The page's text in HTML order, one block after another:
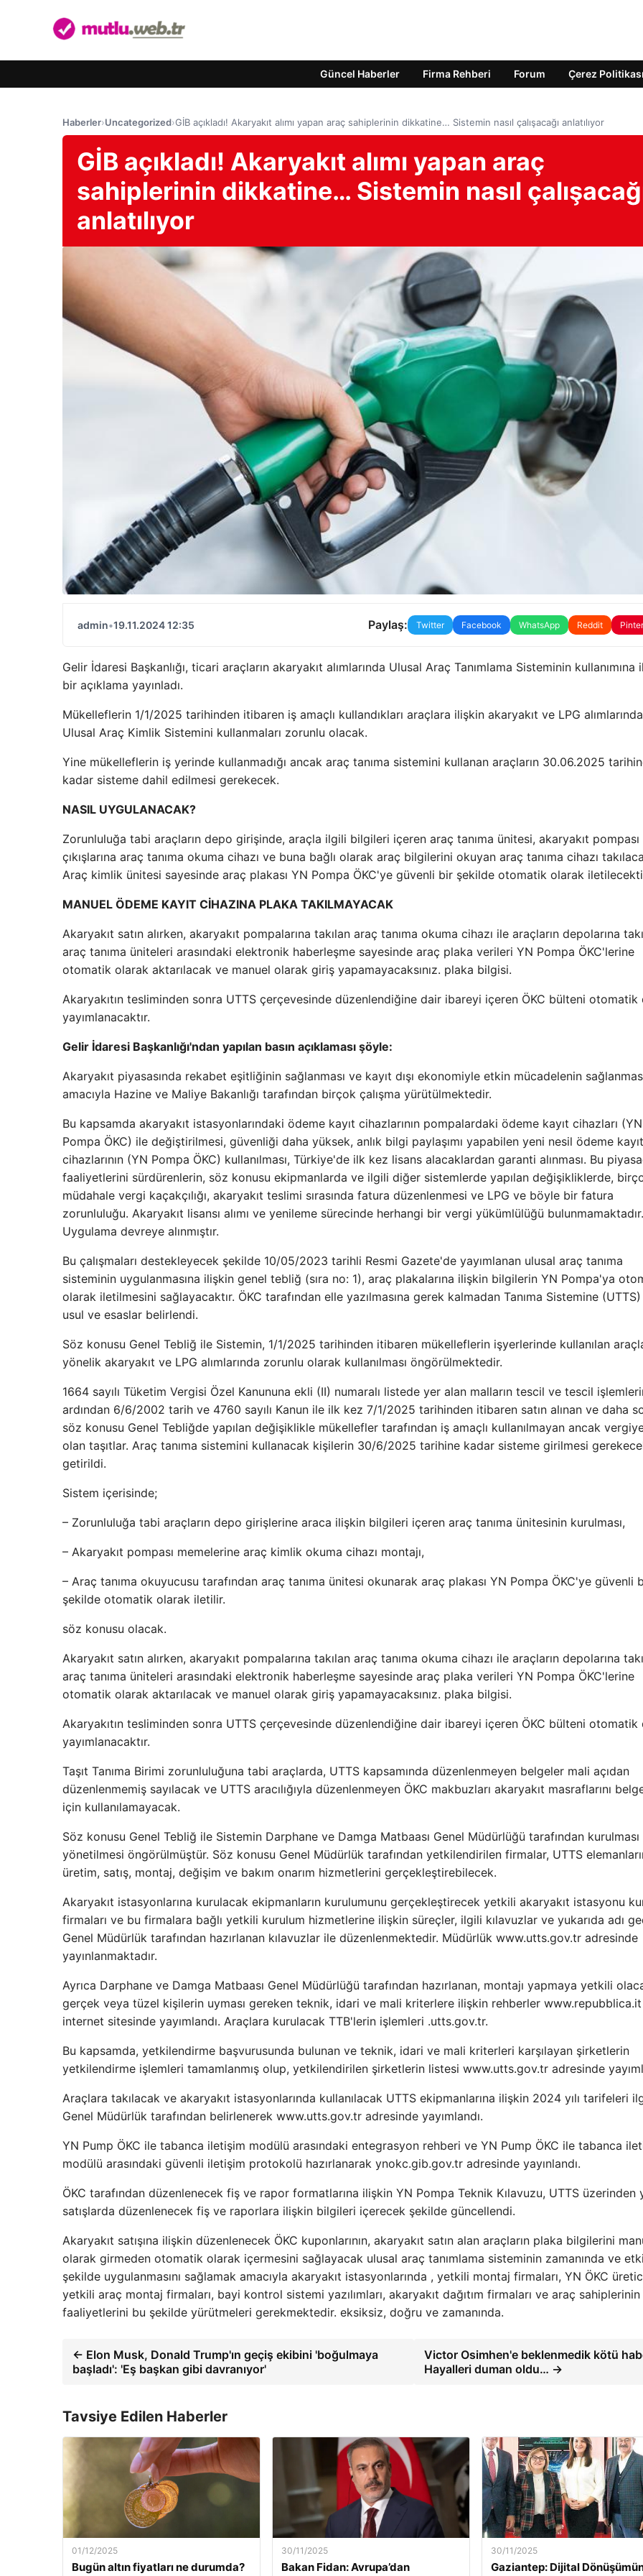
Güncel Haberler Firma Rehberi Forum Çerez Politikası
Haberler›Uncategorized›GİB açıkladı! Akaryakıt alımı yapan araç sahiplerinin dikkatine… Sistemin nasıl çalışacağı anlatılıyor
GİB açıkladı! Akaryakıt alımı yapan araç
sahiplerinin dikkatine… Sistemin nasıl
anlatılıyor
admin•19.11.2024 12:35 Paylaş: Twitter Facebook WhatsApp Reddit
Gelir İdaresi Başkanlığı, ticari araçların akaryakıt alımlarında Ulusal Araç Tanımlama Sisteminin kullanımına
bir açıklama yayınladı.
Mükelleflerin 1/1/2025 tarihinden itibaren iş amaçlı kullandıkları araçlara ilişkin akaryakıt ve LPG alımlarında
Ulusal Araç Kimlik Sistemini kullanmaları zorunlu olacak.
Yine mükelleflerin iş yerinde kullanmadığı ancak araç tanıma sistemini kullanan araçların 30.06.2025
kadar sisteme dahil edilmesi gerekecek.
NASIL UYGULANACAK?
Zorunluluğa tabi araçların depo girişinde, araçla ilgili bilgileri içeren araç tanıma ünitesi, akaryakıt pompası
çıkışlarına araç tanıma okuma cihazı ve buna bağlı olarak araç bilgilerini okuyan araç tanıma cihazı
Araç kimlik ünitesi sayesinde araç plakası YN Pompa ÖKC'ye güvenli bir şekilde otomatik olarak
MANUEL ÖDEME KAYIT CİHAZINA PLAKA TAKILMAYACAK
Akaryakıt satın alırken, akaryakıt pompalarına takılan araç tanıma okuma cihazı ile araçların depolarına
araç tanıma üniteleri arasındaki elektronik haberleşme sayesinde araç plaka verileri YN Pompa ÖKC'lerine
otomatik olarak aktarılacak ve manuel olarak giriş yapamayacaksınız. plaka bilgisi.
Akaryakıtın tesliminden sonra UTTS çerçevesinde düzenlendiğine dair ibareyi içeren ÖKC bülteni otomatik
yayımlanacaktır.
Gelir İdaresi Başkanlığı'ndan yapılan basın açıklaması şöyle:
Akaryakıt piyasasında rekabet eşitliğinin sağlanması ve kayıt dışı ekonomiyle etkin mücadelenin
amacıyla Hazine ve Maliye Bakanlığı tarafından birçok çalışma yürütülmektedir.
Bu kapsamda akaryakıt istasyonlarındaki ödeme kayıt cihazlarının pompalardaki ödeme kayıt cihazları (YN
Pompa ÖKC) ile değiştirilmesi, güvenliği daha yüksek, anlık bilgi paylaşımı yapabilen yeni nesil ödeme kayıt
cihazlarının (YN Pompa ÖKC) kullanılması, Türkiye'de ilk kez lisans alacaklardan garanti alınması. Bu
faaliyetlerini sürdürenlerin, söz konusu ekipmanlarda ve ilgili diğer sistemlerde yapılan değişikliklerde,
müdahale vergi kaçakçılığı, akaryakıt teslimi sırasında fatura düzenlenmesi ve LPG ve böyle bir fatura
zorunluluğu. Akaryakıt lisansı alımı ve yenileme sürecinde herhangi bir vergi yükümlülüğü bulunmamaktadır.
Uygulama devreye alınmıştır.
Bu çalışmaları destekleyecek şekilde 10/05/2023 tarihli Resmi Gazete'de yayımlanan ulusal araç tanıma
sisteminin uygulanmasına ilişkin genel tebliğ (sıra no: 1), araç plakalarına ilişkin bilgilerin YN Pompa'ya
olarak iletilmesini sağlayacaktır. ÖKC tarafından elle yazılmasına gerek kalmadan Tanıma Sistemine
usul ve esaslar belirlendi.
Söz konusu Genel Tebliğ ile Sistemin, 1/1/2025 tarihinden itibaren mükelleflerin işyerlerinde kullanılan
yönelik akaryakıt ve LPG alımlarında zorunlu olarak kullanılması öngörülmektedir.
1664 sayılı Tüketim Vergisi Özel Kanununa ekli (II) numaralı listede yer alan malların tescil ve tescil
ardından 6/6/2002 tarih ve 4760 sayılı Kanun ile ilk kez 7/1/2025 tarihinden itibaren satın alınan ve daha
söz konusu Genel Tebliğde yapılan değişiklikle mükellefler tarafından iş amaçlı kullanılmayan ancak
olan taşıtlar. Araç tanıma sistemini kullanacak kişilerin 30/6/2025 tarihine kadar sisteme girilmesi
getirildi.
Sistem içerisinde;
– Zorunluluğa tabi araçların depo girişlerine araca ilişkin bilgileri içeren araç tanıma ünitesinin kurulması,
– Akaryakıt pompası memelerine araç kimlik okuma cihazı montajı,
– Araç tanıma okuyucusu tarafından araç tanıma ünitesi okunarak araç plakası YN Pompa ÖKC'ye güvenli
şekilde otomatik olarak iletilir.
söz konusu olacak.
Akaryakıt satın alırken, akaryakıt pompalarına takılan araç tanıma okuma cihazı ile araçların depolarına
araç tanıma üniteleri arasındaki elektronik haberleşme sayesinde araç plaka verileri YN Pompa ÖKC'lerine
otomatik olarak aktarılacak ve manuel olarak giriş yapamayacaksınız. plaka bilgisi.
Akaryakıtın tesliminden sonra UTTS çerçevesinde düzenlendiğine dair ibareyi içeren ÖKC bülteni otomatik
yayımlanacaktır.
Taşıt Tanıma Birimi zorunluluğuna tabi araçlarda, UTTS kapsamında düzenlenmeyen belgeler mali açıdan
düzenlenmemiş sayılacak ve UTTS aracılığıyla düzenlenmeyen ÖKC makbuzları akaryakıt masraflarını
için kullanılamayacak.
Söz konusu Genel Tebliğ ile Sistemin Darphane ve Damga Matbaası Genel Müdürlüğü tarafından kurulması
yönetilmesi öngörülmüştür. Söz konusu Genel Müdürlük tarafından yetkilendirilen firmalar, UTTS
üretim, satış, montaj, değişim ve bakım onarım hizmetlerini gerçekleştirebilecek.
Akaryakıt istasyonlarına kurulacak ekipmanların kurulumunu gerçekleştirecek yetkili akaryakıt istasyonu
firmaları ve bu firmalara bağlı yetkili kurulum hizmetlerine ilişkin süreçler, ilgili kılavuzlar ve yukarıda adı
Genel Müdürlük tarafından hazırlanan kılavuzlar ile düzenlenmektedir. Müdürlük www.utts.gov.tr ​​adresinde
yayınlanmaktadır.
Ayrıca Darphane ve Damga Matbaası Genel Müdürlüğü tarafından hazırlanan, montajı yapmaya yetkili
gerçek veya tüzel kişilerin uyması gereken teknik, idari ve mali kriterlere ilişkin rehberler www.repubblica.it
internet sitesinde yayımlandı. Araçlara kurulacak TTB'lerin işlemleri .utts.gov.tr.
Bu kapsamda, yetkilendirme başvurusunda bulunan ve teknik, idari ve mali kriterleri karşılayan şirketlerin
yetkilendirme işlemleri tamamlanmış olup, yetkilendirilen şirketlerin listesi www.utts.gov.tr ​​adresinde
Araçlara takılacak ve akaryakıt istasyonlarında kullanılacak UTTS ekipmanlarına ilişkin 2024 yılı tarifeleri
Genel Müdürlük tarafından belirlenerek www.utts.gov.tr ​​adresinde yayımlandı.
YN Pump ÖKC ile tabanca iletişim modülü arasındaki entegrasyon rehberi ve YN Pump ÖKC ile tabanca
modülü arasındaki güvenli iletişim protokolü hazırlanarak ynokc.gib.gov.tr ​​adresinde yayınlandı.
ÖKC tarafından düzenlenecek fiş ve rapor formatlarına ilişkin YN Pompa Teknik Kılavuzu, UTTS üzerinden
satışlarda düzenlenecek fiş ve raporlara ilişkin bilgileri içerecek şekilde güncellendi.
Akaryakıt satışına ilişkin düzenlenecek ÖKC kuponlarının, akaryakıt satın alan araçların plaka bilgilerini
olarak girmeden otomatik olarak içermesini sağlayacak ulusal araç tanımlama sisteminin zamanında ve
şekilde uygulanmasını sağlamak amacıyla akaryakıt istasyonlarında , yetkili montaj firmaları, YN ÖKC
yetkili araç montaj firmaları, bayi kontrol sistemi yazılımları, akaryakıt dağıtım firmaları ve araç sahiplerinin
faaliyetlerini bu şekilde yürütmeleri gerekmektedir. eksiksiz, doğru ve zamanında.
← Elon Musk, Donald Trump'ın geçiş ekibini 'boğulmaya
başladı': 'Eş başkan gibi davranıyor'
Victor Osimhen'e beklenmedik kötü
Hayalleri duman oldu… →
Tavsiye Edilen Haberler
01/12/2025
Bugün altın fiyatları ne durumda?
30/11/2025
Bakan Fidan: Avrupa’dan
30/11/2025
Gaziantep: Dijital